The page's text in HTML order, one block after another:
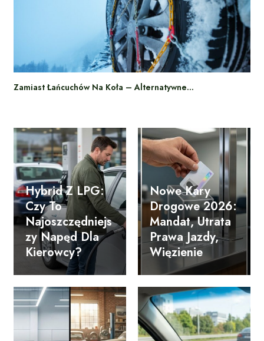
Zamiast Łańcuchów Na Koła – Alternatywne…
Hybrid Z LPG:
Czy To
Najoszczędniejs
Zy Napęd Dla
Kierowcy?
Nowe Kary
Drogowe 2026:
Mandat, Utrata
Prawa Jazdy,
Więzienie